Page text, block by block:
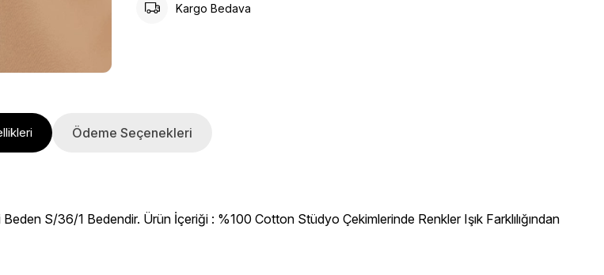
Kargo Bedava
Ödeme Seçenekleri
S/36/1 Bedendir. Ürün İçeriği : %100 Cotton Stüdyo Çekimlerinde Renkler Işık Farklılığından